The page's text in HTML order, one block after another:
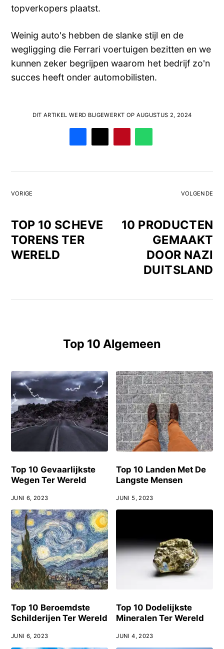
topverkopers plaatst.
Weinig auto's hebben de slanke stijl en de
wegligging die Ferrari voertuigen bezitten en we
kunnen zeker begrijpen waarom het bedrijf zo'n
succes heeft onder automobilisten.
DIT ARTIKEL WERD BIJGEWERKT OP AUGUSTUS 2, 2024
VORIGE
TOP 10 SCHEVE
TORENS TER
WERELD
VOLGENDE
10 PRODUCTEN
GEMAAKT
DOOR NAZI
DUITSLAND
Top 10 Algemeen
Top 10 Gevaarlijkste
Wegen Ter Wereld
JUNI 6, 2023
Top 10 Landen Met De
Langste Mensen
JUNI 5, 2023
Top 10 Beroemdste
Schilderijen Ter Wereld
JUNI 6, 2023
Top 10 Dodelijkste
Mineralen Ter Wereld
JUNI 4, 2023